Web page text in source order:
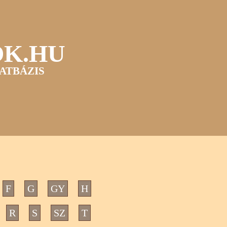
F G GY H
R S SZ T